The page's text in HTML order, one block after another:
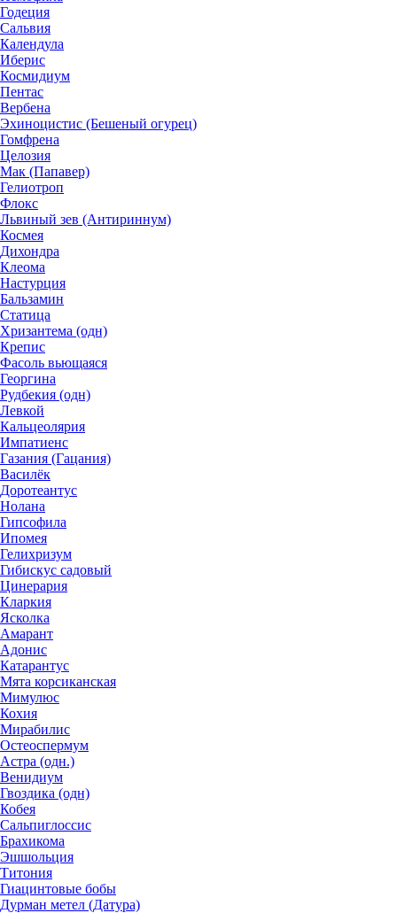
Годеция
Сальвия
Календула
Иберис
Космидиум
Пентас
Вербена
Эхиноцистис (Бешеный огурец)
Гомфрена
Целозия
Мак (Папавер)
Гелиотроп
Флокс
Львиный зев (Антириннум)
Космея
Дихондра
Клеома
Настурция
Бальзамин
Статица
Хризантема (одн)
Крепис
Фасоль вьющаяся
Георгина
Рудбекия (одн)
Левкой
Кальцеолярия
Импатиенс
Газания (Гацания)
Василёк
Доротеантус
Нолана
Гипсофила
Ипомея
Гелихризум
Гибискус садовый
Цинерария
Кларкия
Ясколка
Амарант
Адонис
Катарантус
Мята корсиканская
Мимулюс
Кохия
Мирабилис
Остеоспермум
Астра (одн.)
Венидиум
Гвоздика (одн)
Кобея
Сальпиглоссис
Брахикома
Эшшольция
Титония
Гиацинтовые бобы
Дурман метел (Датура)